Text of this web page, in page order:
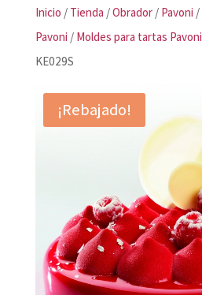
Inicio / Tienda /Obrador/ Pavoni /
Pavoni / Moldes para tartas Pavoni
KE029S
¡Rebajado!